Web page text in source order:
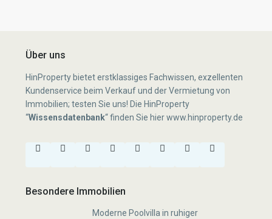
Über uns
HinProperty bietet erstklassiges Fachwissen, exzellenten
Kundenservice beim Verkauf und der Vermietung von
Immobilien; testen Sie uns! Die HinProperty
“Wissensdatenbank“finden Sie hierwww.hinproperty.de
Besondere Immobilien
Moderne Poolvilla in ruhiger